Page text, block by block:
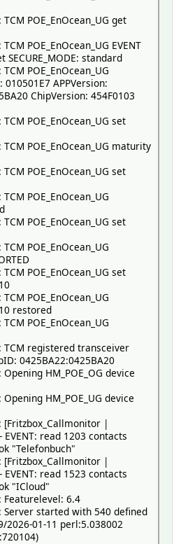
POE_EnOcean_UG get
POE_EnOcean_UG EVENT
SECURE_MODE: standard
POE_EnOcean_UG
010501E7 APPVersion:
ChipVersion: 454F0103
POE_EnOcean_UG set
POE_EnOcean_UG maturity
POE_EnOcean_UG set
POE_EnOcean_UG
POE_EnOcean_UG set
POE_EnOcean_UG
POE_EnOcean_UG set
POE_EnOcean_UG
restored
POE_EnOcean_UG
TCM registered transceiver
0425BA22:0425BA20
HM_POE_OG device
HM_POE_UG device
[Fritzbox_Callmonitor |
read 1203 contacts
"Telefonbuch"
[Fritzbox_Callmonitor |
read 1523 contacts
"ICloud"
Featurelevel: 6.4
Server started with 540 defined
01-11 perl:5.038002